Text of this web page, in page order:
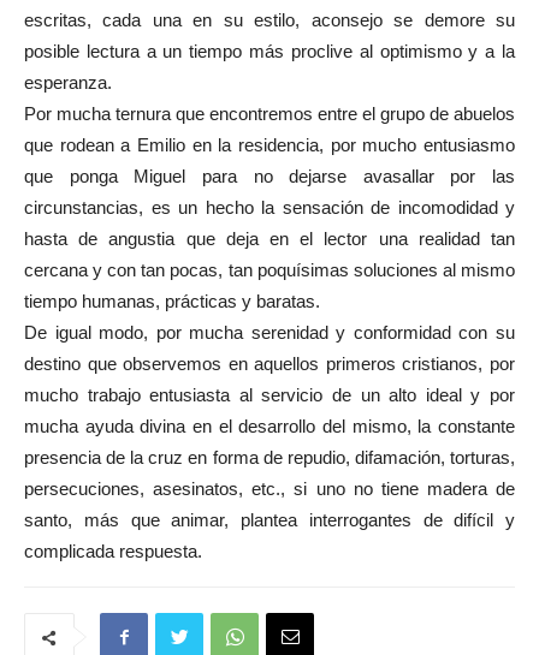
escritas, cada una en su estilo, aconsejo se demore su
posible lectura a un tiempo más proclive al optimismo y a la
esperanza.
Por mucha ternura que encontremos entre el grupo de abuelos
que rodean a Emilio en la residencia, por mucho entusiasmo
que ponga Miguel para no dejarse avasallar por las
circunstancias, es un hecho la sensación de incomodidad y
hasta de angustia que deja en el lector una realidad tan
cercana y con tan pocas, tan poquísimas soluciones al mismo
tiempo humanas, prácticas y baratas.
De igual modo, por mucha serenidad y conformidad con su
destino que observemos en aquellos primeros cristianos, por
mucho trabajo entusiasta al servicio de un alto ideal y por
mucha ayuda divina en el desarrollo del mismo, la constante
presencia de la cruz en forma de repudio, difamación, torturas,
persecuciones, asesinatos, etc., si uno no tiene madera de
santo, más que animar, plantea interrogantes de difícil y
complicada respuesta.